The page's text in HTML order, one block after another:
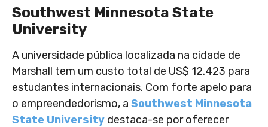
Southwest Minnesota State
University
A universidade pública localizada na cidade de
Marshall tem um custo total de US$ 12.423 para
estudantes internacionais. Com forte apelo para
o empreendedorismo, a Southwest Minnesota
State University destaca-se por oferecer